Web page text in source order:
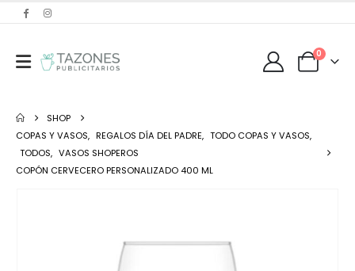
0
SHOP
COPAS Y VASOS, REGALOS DÍA DEL PADRE, TODO COPAS Y VASOS,
TODOS, VASOS SHOPEROS
COPÓN CERVECERO PERSONALIZADO 400 ML